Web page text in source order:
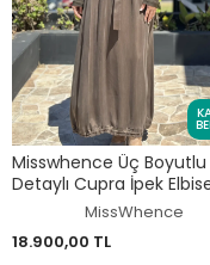
Misswhence Üç Boyutlu
Detaylı Cupra İpek
MissWhence
18.900,00 TL